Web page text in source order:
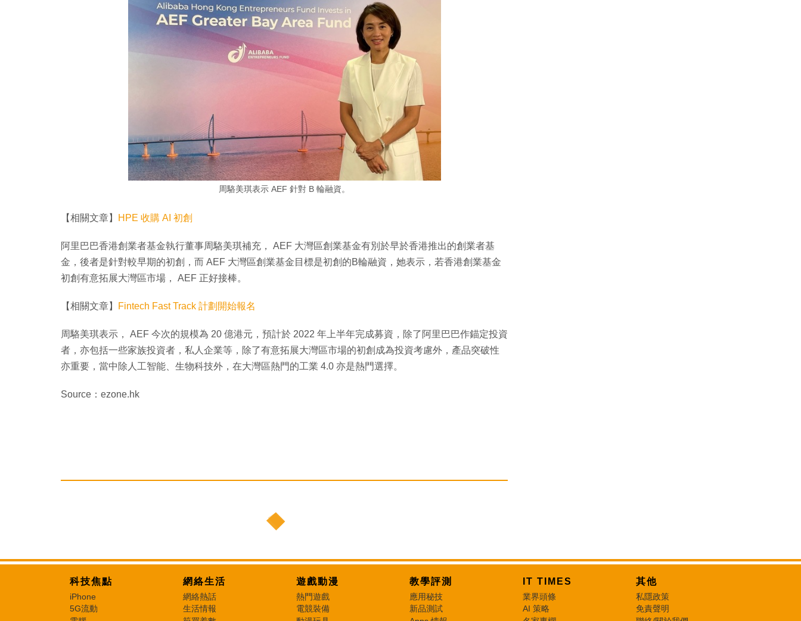
周駱美琪表示 AEF 針對 B 輪融資。
【相關文章】 HPE 收購 AI 初創
阿里巴巴香港創業者基金執行董事周駱美琪補充， AEF 大灣區創業基金有別於早於香港推出的創業者基
金，後者是針對較早期的初創，而 AEF 大灣區創業基金目標是初創的B輪融資，她表示，若香港創業基金
初創有意拓展大灣區市場， AEF 正好接棒。
【相關文章】 Fintech Fast Track 計劃開始報名
周駱美琪表示， AEF 今次的規模為 20 億港元，預計於 2022 年上半年完成募資，除了阿里巴巴作錨定投資
者，亦包括一些家族投資者，私人企業等，除了有意拓展大灣區市場的初創成為投資考慮外，產品突破性
亦重要，當中除人工智能、生物科技外，在大灣區熱門的工業 4.0 亦是熱門選擇。
Source：ezone.hk
科技焦點
iPhone
5G流動
網絡生活
網絡熱話
生活情報
遊戲動漫
熱門遊戲
電競裝備
教學評測
應用秘技
新品測試
IT TIMES
業界頭條
AI 策略
其他
私隱政策
免責聲明